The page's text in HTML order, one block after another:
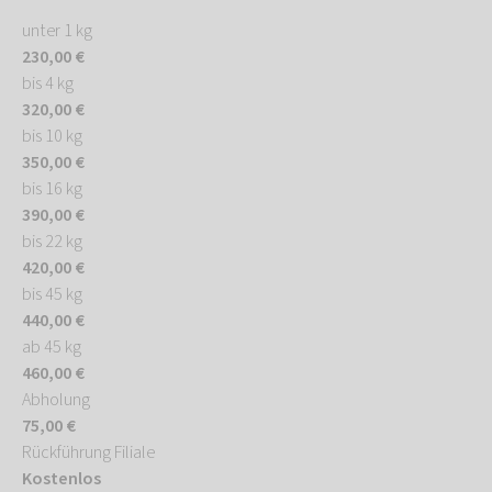
unter 1 kg
230,00 €
bis 4 kg
320,00 €
bis 10 kg
350,00 €
bis 16 kg
390,00 €
bis 22 kg
420,00 €
bis 45 kg
440,00 €
ab 45 kg
460,00 €
Abholung
75,00 €
Rückführung Filiale
Kostenlos